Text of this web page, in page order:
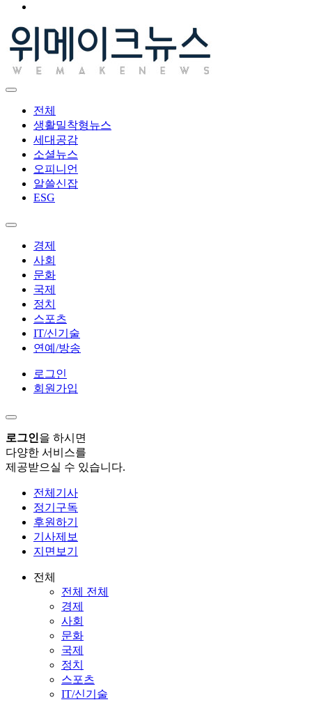
전체
생활밀착형뉴스
세대공감
소셜뉴스
오피니언
알쓸신잡
ESG
경제
사회
문화
국제
정치
스포츠
IT/신기술
연예/방송
로그인
회원가입
로그인을 하시면
다양한 서비스를
제공받으실 수 있습니다.
전체기사
정기구독
후원하기
기사제보
지면보기
전체
전체 전체
경제
사회
문화
국제
정치
스포츠
IT/신기술